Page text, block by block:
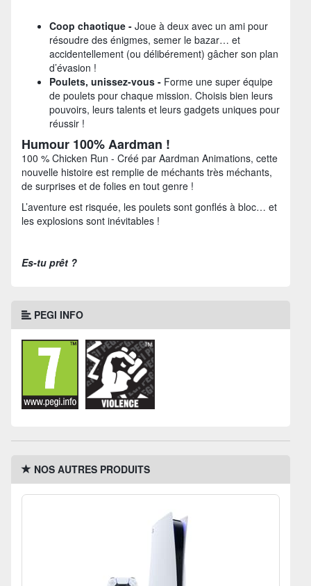
Coop chaotique - Joue à deux avec un ami pour
résoudre des énigmes, semer le bazar… et
accidentellement (ou délibérement) gâcher son plan
d’évasion !
Poulets, unissez-vous - Forme une super équipe
de poulets pour chaque mission. Choisis bien leurs
pouvoirs, leurs talents et leurs gadgets uniques pour
réussir !
Humour 100% Aardman !
100 % Chicken Run - Créé par Aardman Animations, cette
nouvelle histoire est remplie de méchants très méchants,
de surprises et de folies en tout genre !
L’aventure est risquée, les poulets sont gonflés à bloc… et
les explosions sont inévitables !
Es-tu prêt ?
PEGI INFO
NOS AUTRES PRODUITS